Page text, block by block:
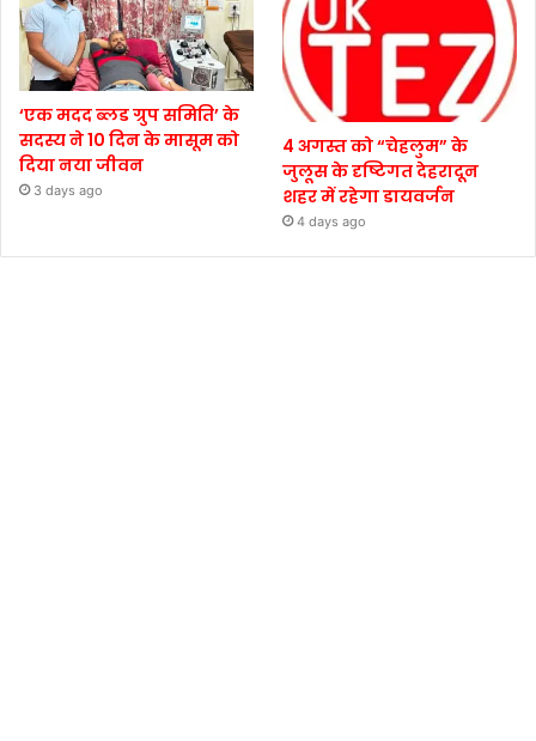
‘एक मदद ब्लड ग्रुप समिति’ के
सदस्य ने 10 दिन के मासूम को
दिया नया जीवन
3 days ago
4 अगस्त को “चेहलुम” के
जुलूस के दृष्टिगत देहरादून
शहर में रहेगा डायवर्जन
4 days ago